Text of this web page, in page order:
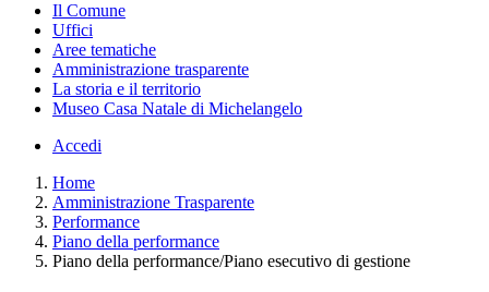
Il Comune
Uffici
Aree tematiche
Amministrazione trasparente
La storia e il territorio
Museo Casa Natale di Michelangelo
Accedi
Home
Amministrazione Trasparente
Performance
Piano della performance
Piano della performance/Piano esecutivo di gestione